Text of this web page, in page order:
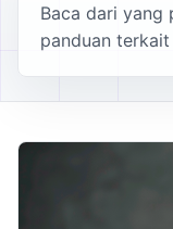
Baca dari yang
panduan